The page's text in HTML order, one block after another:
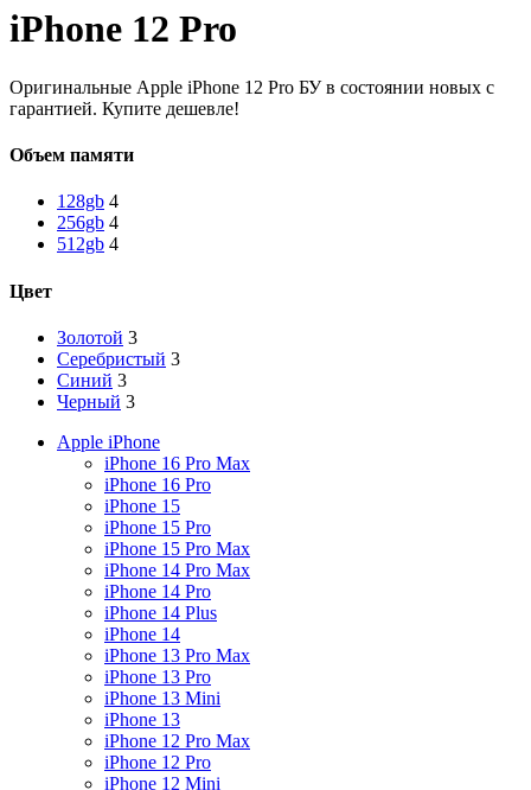
iPhone 12 Pro
Оригинальные Apple iPhone 12 Pro БУ в состоянии новых с
гарантией. Купите дешевле!
Объем памяти
128gb 4
256gb 4
512gb 4
Цвет
Золотой 3
Серебристый 3
Синий 3
Черный 3
Apple iPhone
iPhone 16 Pro Max
iPhone 16 Pro
iPhone 15
iPhone 15 Pro
iPhone 15 Pro Max
iPhone 14 Pro Max
iPhone 14 Pro
iPhone 14 Plus
iPhone 14
iPhone 13 Pro Max
iPhone 13 Pro
iPhone 13 Mini
iPhone 13
iPhone 12 Pro Max
iPhone 12 Pro
iPhone 12 Mini